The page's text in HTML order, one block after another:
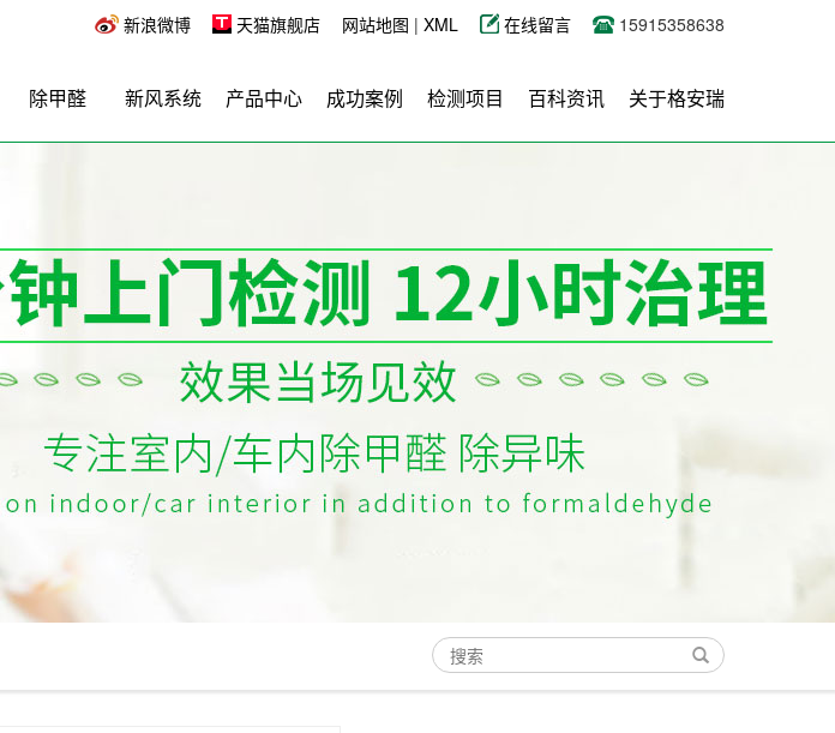
新浪微博 天猫旗舰店 网站地图 | XML 在线留言 15915358638
除甲醛 新风系统 产品中心 成功案例 检测项目 百科资讯 关于格安瑞